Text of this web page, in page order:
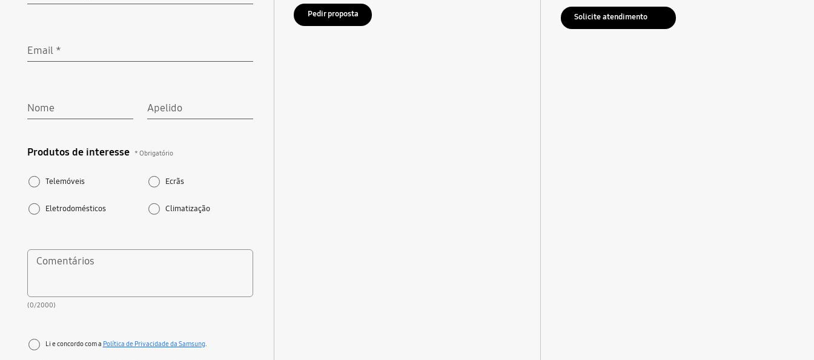
Email *
Nome Apelido
Produtos de interesse * Obrigatório
Telemóveis Ecrãs
Eletrodomésticos Climatização
Comentários
(0/2000)
Li e concordo com a Política de Privacidade da Samsung.
Pedir proposta Solicite atendimento